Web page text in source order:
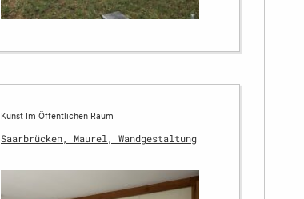
Kunst Im Öffentlichen Raum
Saarbrücken, Maurel, Wandgestaltung